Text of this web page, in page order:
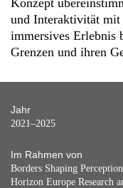
Konzept
und Interaktivität mit
immersives Erlebnis
Grenzen und ihren
Jahr
2021–2025
Im Rahmen von
Borders Shaping
Horizon Europe Research